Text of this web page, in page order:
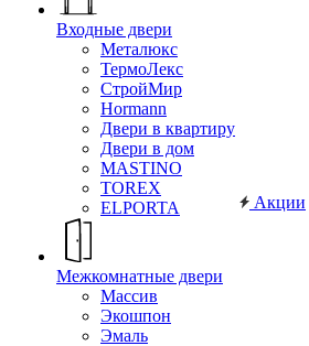
Входные двери
Металюкс
ТермоЛекс
СтройМир
Hormann
Двери в квартиру
Двери в дом
MASTINO
TOREX
ELPORTA
Межкомнатные двери
Массив
Экошпон
Эмаль
Акции